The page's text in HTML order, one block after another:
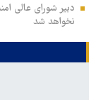
دبیر شورای عالی
نخواهد شد